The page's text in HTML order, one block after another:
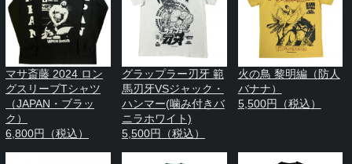
マサ斎藤 2024 ロン
グスリーブTシャツ
（JAPAN・ブラッ
ク）
6,800円（税込）
グラップラー刃牙 範
馬刃牙VSジャック・
ハンマー(噛み付きバ
ニラホワイト)
5,500円（税込）
火の鳥 黎明編（防人
バナナ）
5,500円（税込）